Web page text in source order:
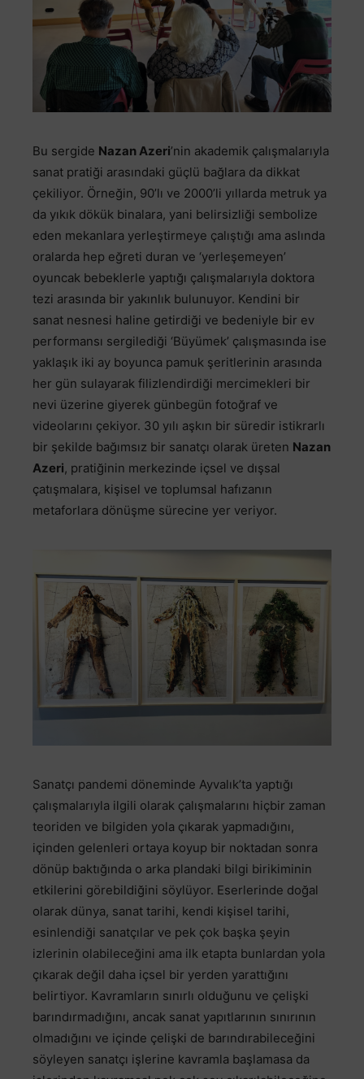
Bu sergide Nazan Azeri’nin akademik çalışmalarıyla
sanat pratiği arasındaki güçlü bağlara da dikkat
çekiliyor. Örneğin, 90’lı ve 2000’li yıllarda metruk ya
da yıkık dökük binalara, yani belirsizliği sembolize
eden mekanlara yerleştirmeye çalıştığı ama aslında
oralarda hep eğreti duran ve ‘yerleşemeyen’
oyuncak bebeklerle yaptığı çalışmalarıyla doktora
tezi arasında bir yakınlık bulunuyor. Kendini bir
sanat nesnesi haline getirdiği ve bedeniyle bir ev
performansı sergilediği ‘Büyümek’ çalışmasında ise
yaklaşık iki ay boyunca pamuk şeritlerinin arasında
her gün sulayarak filizlendirdiği mercimekleri bir
nevi üzerine giyerek günbegün fotoğraf ve
videolarını çekiyor. 30 yılı aşkın bir süredir istikrarlı
bir şekilde bağımsız bir sanatçı olarak üreten Nazan
Azeri, pratiğinin merkezinde içsel ve dışsal
çatışmalara, kişisel ve toplumsal hafızanın
metaforlara dönüşme sürecine yer veriyor.
Sanatçı pandemi döneminde Ayvalık’ta yaptığı
çalışmalarıyla ilgili olarak çalışmalarını hiçbir zaman
teoriden ve bilgiden yola çıkarak yapmadığını,
içinden gelenleri ortaya koyup bir noktadan sonra
dönüp baktığında o arka plandaki bilgi birikiminin
etkilerini görebildiğini söylüyor. Eserlerinde doğal
olarak dünya, sanat tarihi, kendi kişisel tarihi,
esinlendiği sanatçılar ve pek çok başka şeyin
izlerinin olabileceğini ama ilk etapta bunlardan yola
çıkarak değil daha içsel bir yerden yarattığını
belirtiyor. Kavramların sınırlı olduğunu ve çelişki
barındırmadığını, ancak sanat yapıtlarının sınırının
olmadığını ve içinde çelişki de barındırabileceğini
söyleyen sanatçı işlerine kavramla başlamasa da